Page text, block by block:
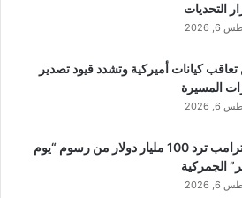
التحديات
2026
كيانات أميركية وتشدد قيود تصدير
المسيرة
2026
إدارة ترامب ترد 100 مليار دولار من رسوم “يوم
الجمركية
2026